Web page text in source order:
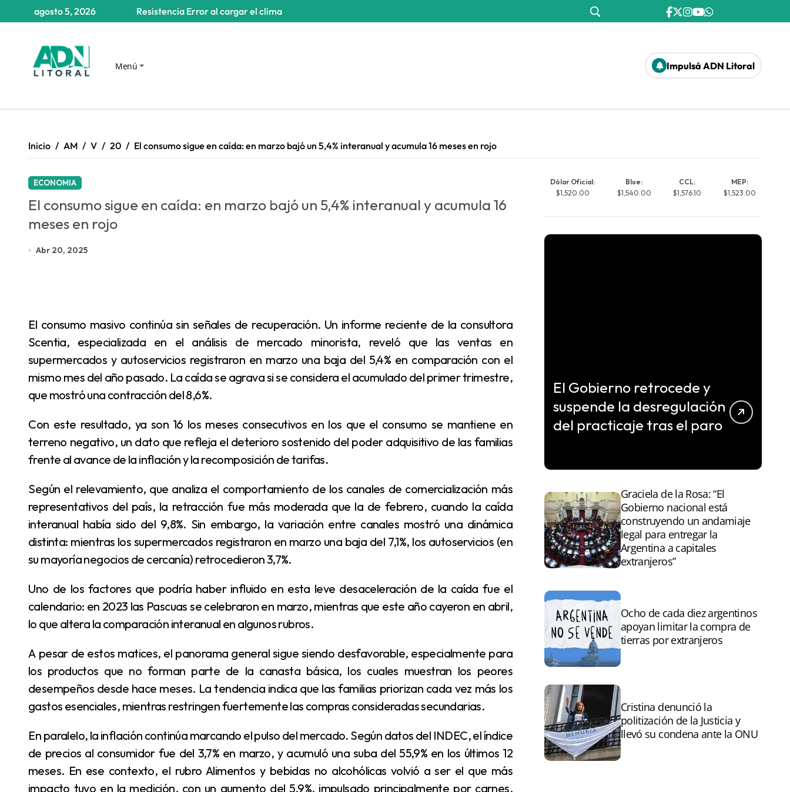
Resistencia Error al cargar el clima
agosto 5, 2026
Menú Impulsá ADN Litoral
Inicio AM V 20 El consumo sigue en caída: en marzo bajó un 5,4% interanual y acumula 16 meses en rojo
ECONOMIA
El consumo sigue en caída: en marzo bajó un 5,4% interanual y acumula 16
meses en rojo
Abr 20, 2025
El consumo masivo continúa sin señales de recuperación. Un informe reciente de la consultora
Scentia, especializada en el análisis de mercado minorista, reveló que las ventas en
supermercados y autoservicios registraron en marzo una baja del 5,4% en comparación con el
mismo mes del año pasado. La caída se agrava si se considera el acumulado del primer trimestre,
que mostró una contracción del 8,6%.
Con este resultado, ya son 16 los meses consecutivos en los que el consumo se mantiene en
terreno negativo, un dato que refleja el deterioro sostenido del poder adquisitivo de las familias
frente al avance de la inflación y la recomposición de tarifas.
Según el relevamiento, que analiza el comportamiento de los canales de comercialización más
representativos del país, la retracción fue más moderada que la de febrero, cuando la caída
interanual había sido del 9,8%. Sin embargo, la variación entre canales mostró una dinámica
distinta: mientras los supermercados registraron en marzo una baja del 7,1%, los autoservicios (en
su mayoría negocios de cercanía) retrocedieron 3,7%.
Uno de los factores que podría haber influido en esta leve desaceleración de la caída fue el
calendario: en 2023 las Pascuas se celebraron en marzo, mientras que este año cayeron en abril,
lo que altera la comparación interanual en algunos rubros.
A pesar de estos matices, el panorama general sigue siendo desfavorable, especialmente para
los productos que no forman parte de la canasta básica, los cuales muestran los peores
desempeños desde hace meses. La tendencia indica que las familias priorizan cada vez más los
gastos esenciales, mientras restringen fuertemente las compras consideradas secundarias.
En paralelo, la inflación continúa marcando el pulso del mercado. Según datos del INDEC, el índice
de precios al consumidor fue del 3,7% en marzo, y acumuló una suba del 55,9% en los últimos 12
meses. En ese contexto, el rubro Alimentos y bebidas no alcohólicas volvió a ser el que más
impacto tuvo en la medición, con un aumento del 5,9%, impulsado principalmente por carnes,
Dólar Oficial:
$1,520.00
Blue:
$1,540.00
CCL:
$1,576.10
MEP:
$1,523.00
El Gobierno retrocede y
suspende la desregulación
del practicaje tras el paro
Graciela de la Rosa: “El
Gobierno nacional está
construyendo un andamiaje
legal para entregar la
Argentina a capitales
extranjeros”
Ocho de cada diez argentinos
apoyan limitar la compra de
tierras por extranjeros
Cristina denunció la
politización de la Justicia y
llevó su condena ante la ONU